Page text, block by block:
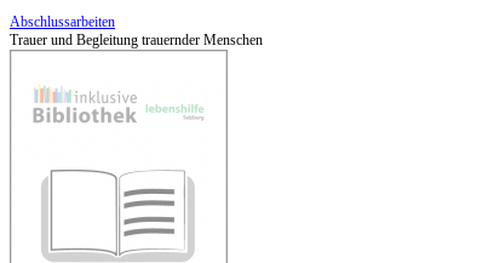
Abschlussarbeiten
Trauer und Begleitung trauernder Menschen